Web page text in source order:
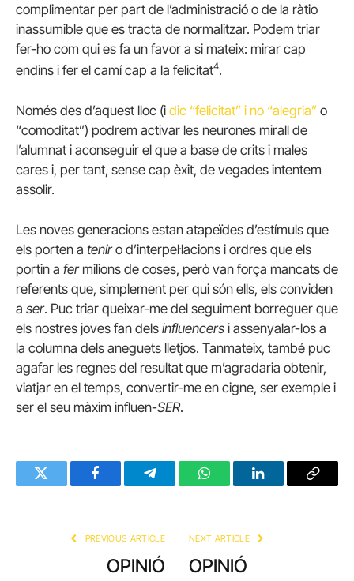
complimentar per part de l’administració o de la ràtio
inassumible que es tracta de normalitzar. Podem triar
fer-ho com qui es fa un favor a si mateix: mirar cap
endins i fer el camí cap a la felicitat4.
Només des d’aquest lloc (i dic “felicitat” i no “alegria” o
“comoditat”) podrem activar les neurones mirall de
l’alumnat i aconseguir el que a base de crits i males
cares i, per tant, sense cap èxit, de vegades intentem
assolir.
Les noves generacions estan atapeïdes d’estímuls que
els porten a teniro d’interpel·lacions i ordres que els
portin a fermilions de coses, però van força mancats de
referents que, simplement per qui són ells, els conviden
a ser. Puc triar queixar-me del seguiment borreguer que
els nostres joves fan dels influencers i assenyalar-los a
la columna dels aneguets lletjos. Tanmateix, també puc
agafar les regnes del resultat que m’agradaria obtenir,
viatjar en el temps, convertir-me en cigne, ser exemple i
ser el seu màxim influen-SER.
Twitter FacebookTelegramWhatsAppLinkedInCopy
PREVIOUS ARTICLE
OPINIÓ
NEXT ARTICLE
OPINIÓ